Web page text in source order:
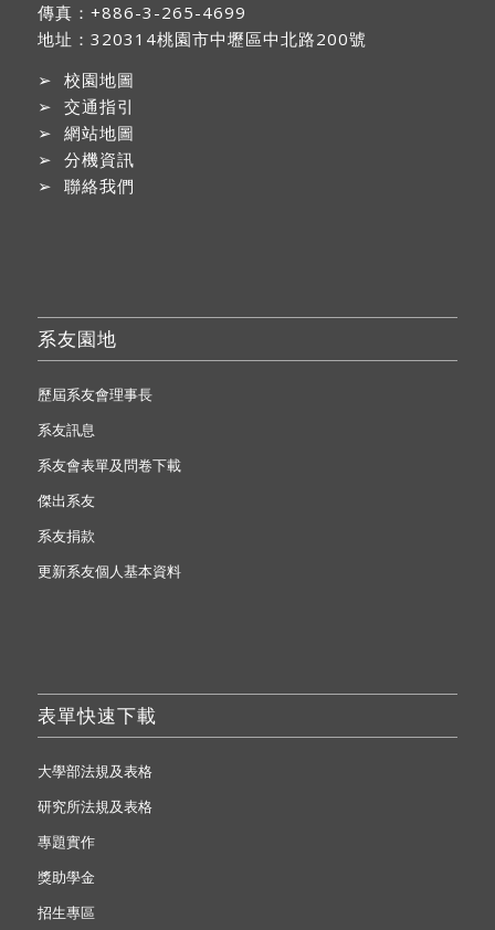
傳真：+886-3-265-4699
地址： 320314桃園市中壢區中北路200號
➢ 校園地圖
➢ 交通指引
➢ 網站地圖
➢ 分機資訊
➢ 聯絡我們
系友園地
歷屆系友會理事長
系友訊息
系友會表單及問卷下載
傑出系友
系友捐款
更新系友個人基本資料
表單快速下載
大學部法規及表格
研究所法規及表格
專題實作
獎助學金
招生專區